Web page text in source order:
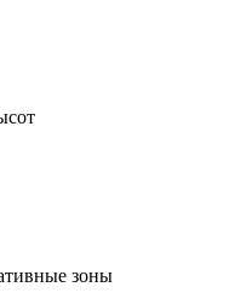
зоны